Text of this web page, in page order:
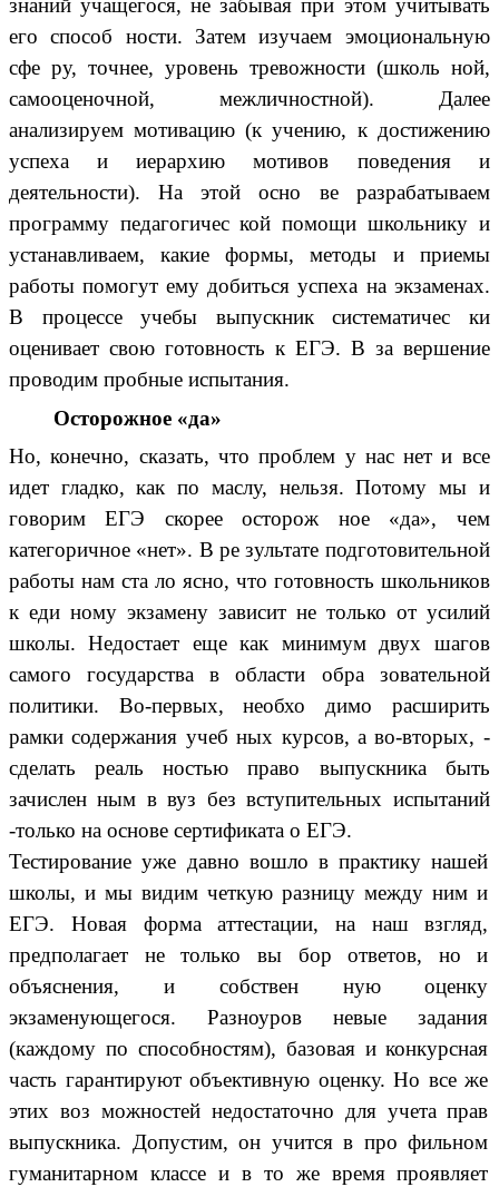
знаний учащегося, не забывая при этом учитывать
его способ ности. Затем изучаем эмоциональную
сфе ру, точнее, уровень тревожности (школь ной,
самооценочной, межличностной). Далее
анализируем мотивацию (к учению, к достижению
успеха и иерархию мотивов поведения и
деятельности). На этой осно ве разрабатываем
программу педагогичес кой помощи школьнику и
устанавливаем, какие формы, методы и приемы
работы помогут ему добиться успеха на экзаменах.
В процессе учебы выпускник систематичес ки
оценивает свою готовность к ЕГЭ. В за вершение
проводим пробные испытания.
Осторожное «да»
Но, конечно, сказать, что проблем у нас нет и все
идет гладко, как по маслу, нельзя. Потому мы и
говорим ЕГЭ скорее осторож ное «да», чем
категоричное «нет». В ре зультате подготовительной
работы нам ста ло ясно, что готовность школьников
к еди ному экзамену зависит не только от усилий
школы. Недостает еще как минимум двух шагов
самого государства в области обра зовательной
политики. Во-первых, необхо димо расширить
рамки содержания учеб ных курсов, а во-вторых, -
сделать реаль ностью право выпускника быть
зачислен ным в вуз без вступительных испытаний
-только на основе сертификата о ЕГЭ.
Тестирование уже давно вошло в практику нашей
школы, и мы видим четкую разницу между ним и
ЕГЭ. Новая форма аттестации, на наш взгляд,
предполагает не только вы бор ответов, но и
объяснения, и собствен ную оценку
экзаменующегося. Разноуров невые задания
(каждому по способностям), базовая и конкурсная
часть гарантируют объективную оценку. Но все же
этих воз можностей недостаточно для учета прав
выпускника. Допустим, он учится в про фильном
гуманитарном классе и в то же время проявляет